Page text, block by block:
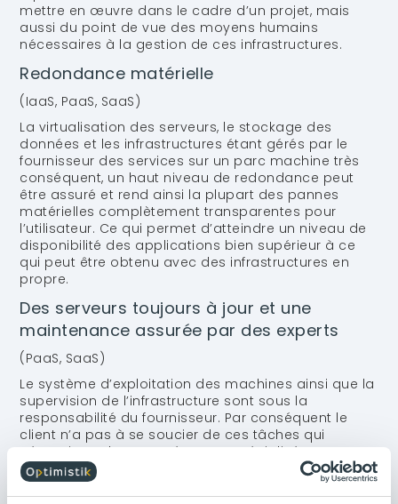
mettre en œuvre dans le cadre d’un projet, mais
aussi du point de vue des moyens humains
nécessaires à la gestion de ces infrastructures.
Redondance matérielle
(IaaS, PaaS, SaaS)
La virtualisation des serveurs, le stockage des
données et les infrastructures étant gérés par le
fournisseur des services sur un parc machine très
conséquent, un haut niveau de redondance peut
être assuré et rend ainsi la plupart des pannes
matérielles complètement transparentes pour
l’utilisateur. Ce qui permet d’atteindre un niveau de
disponibilité des applications bien supérieur à ce
qui peut être obtenu avec des infrastructures en
propre.
Des serveurs toujours à jour et une
maintenance assurée par des experts
(PaaS, SaaS)
Le système d’exploitation des machines ainsi que la
supervision de l’infrastructure sont sous la
responsabilité du fournisseur. Par conséquent le
client n’a pas à se soucier de ces tâches qui
nécessitent des compétences spécialisées et sont
souvent consommatrices de temps. Dans le cadre
du PaaS ou du SaaS, ces tâches sont réalisées par